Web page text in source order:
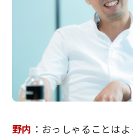
野内 ：おっしゃることは